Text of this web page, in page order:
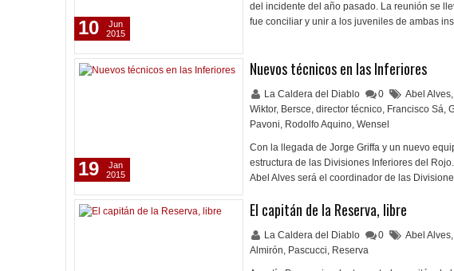
del incidente del año pasado. La reunión se
fue conciliar y unir a los juveniles de ambas
10
Jun
2015
Nuevos técnicos en las Inferiores
La Caldera del Diablo 0 Abel Alves,
Wiktor, Bersce, director técnico, Francisco Sá,
Pavoni, Rodolfo Aquino, Wensel
Con la llegada de Jorge Griffa y un nuevo
estructura de las Divisiones Inferiores del
Abel Alves será el coordinador de las
19
Jan
2015
El capitán de la Reserva, libre
La Caldera del Diablo 0 Abel Alves,
Almirón, Pascucci, Reserva